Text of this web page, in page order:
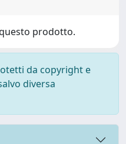
prodotto.
da copyright e
diversa